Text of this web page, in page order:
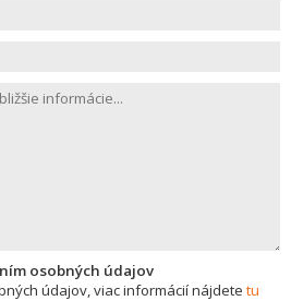
osobných údajov
údajov, viac informácií nájdete tu